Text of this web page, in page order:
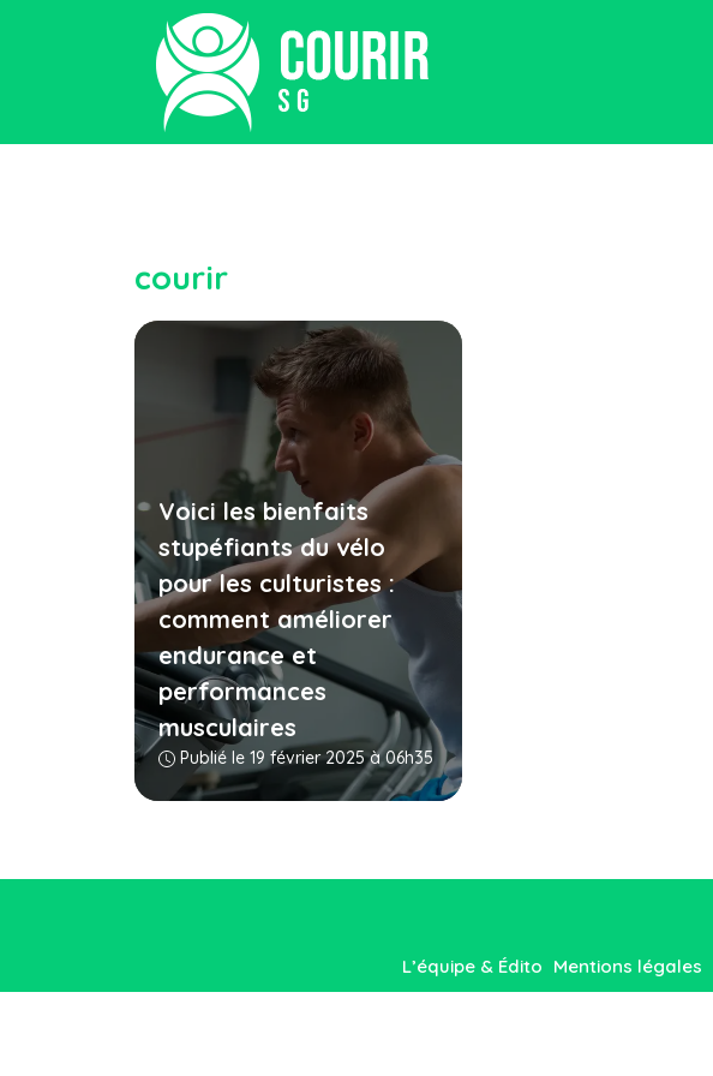
courir
Voici les bienfaits
stupéfiants du vélo
pour les culturistes :
comment améliorer
endurance et
performances
musculaires
Publié le 19 février 2025 à 06h35
L’équipe & Édito Mentions légales